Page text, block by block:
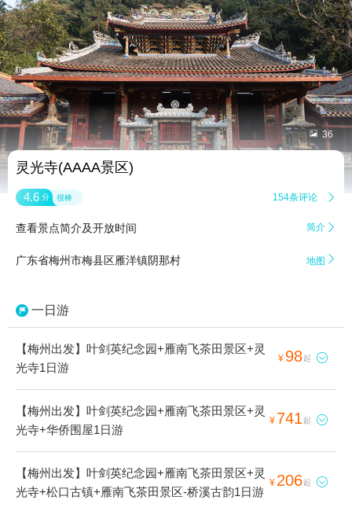
 36
灵光寺(AAAA景区)
4.6 分 很棒 154条评论 
查看景点简介及开放时间 简介 
广东省梅州市梅县区雁洋镇阴那村 地图 
一日游
【梅州出发】叶剑英纪念园+雁南飞茶田景区+灵
光寺1日游
¥ 98起 
【梅州出发】叶剑英纪念园+雁南飞茶田景区+灵
光寺+华侨围屋1日游
¥ 741 起 
【梅州出发】叶剑英纪念园+雁南飞茶田景区+灵
光寺+松口古镇+雁南飞茶田景区-桥溪古韵1日游
¥ 206起 
